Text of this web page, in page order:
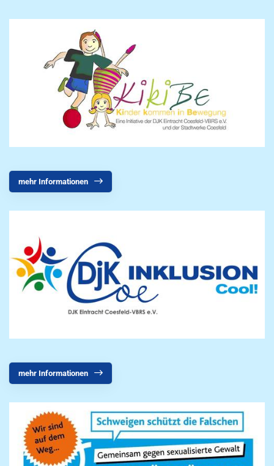
mehr Informationen
mehr Informationen